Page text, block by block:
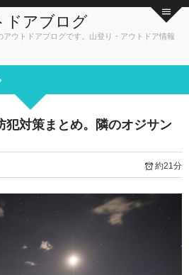
ドアブログ
ウトドアブログです。山登り・アウトドア情報
犯対策まとめ。隣のオジサン
約21分